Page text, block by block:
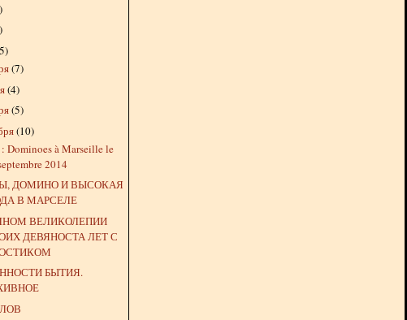
)
)
)
(7)
(4)
(5)
(10)
: Dominoes à Marseille le
2014
ДОМИНО И ВЫСОКАЯ
В МАРСЕЛЕ
ВЕЛИКОЛЕПИИ
ДЕВЯНОСТА ЛЕТ С
БЫТИЯ.